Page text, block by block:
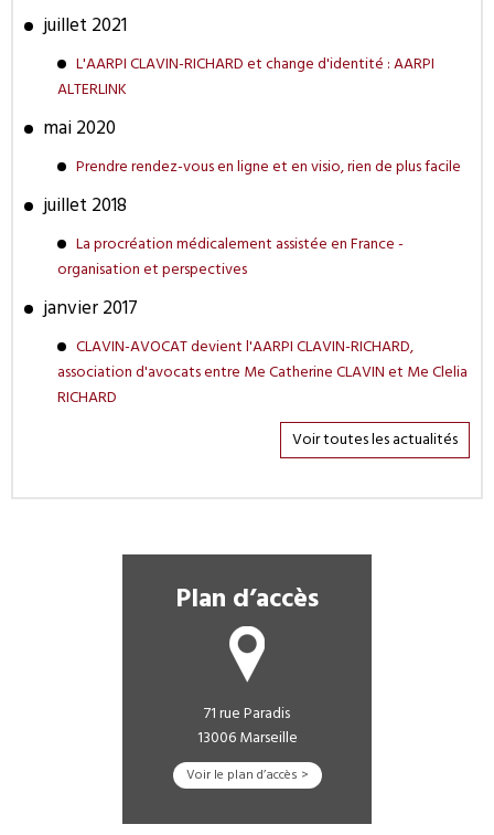
juillet 2021
L'AARPI CLAVIN-RICHARD et change d'identité : AARPI
ALTERLINK
mai 2020
Prendre rendez-vous en ligne et en visio, rien de plus facile
juillet 2018
La procréation médicalement assistée en France -
organisation et perspectives
janvier 2017
CLAVIN-AVOCAT devient l'AARPI CLAVIN-RICHARD,
association d'avocats entre Me Catherine CLAVIN et Me Clelia
RICHARD
Voir toutes les actualités
Plan d’accès
71 rue Paradis
13006 Marseille
Voir le plan d’accès >